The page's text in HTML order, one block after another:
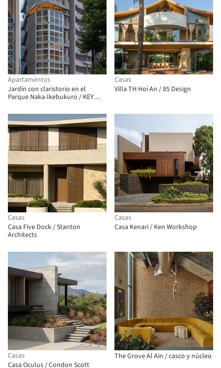
Apartamentos
Jardín con claristorio en el
Parque Naka-Ikebukuro / KEY
Casas
Villa TH Hoi An / 85 Design
Casas
Casa Five Dock / Stanton
Architects
Casas
Casa Kenari / Ken Workshop
Casas
Casa Oculus / Condon Scott
The Grove Al Ain / casco y núcleo